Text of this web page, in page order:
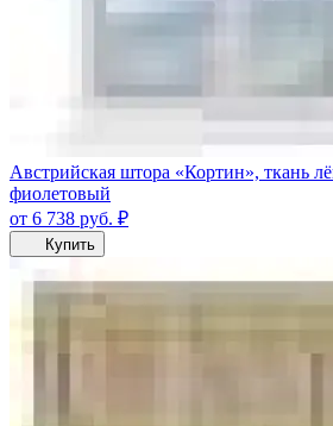
Австрийская штора «Кортин», ткань
фиолетовый
от 6 738 руб. ₽
Купить